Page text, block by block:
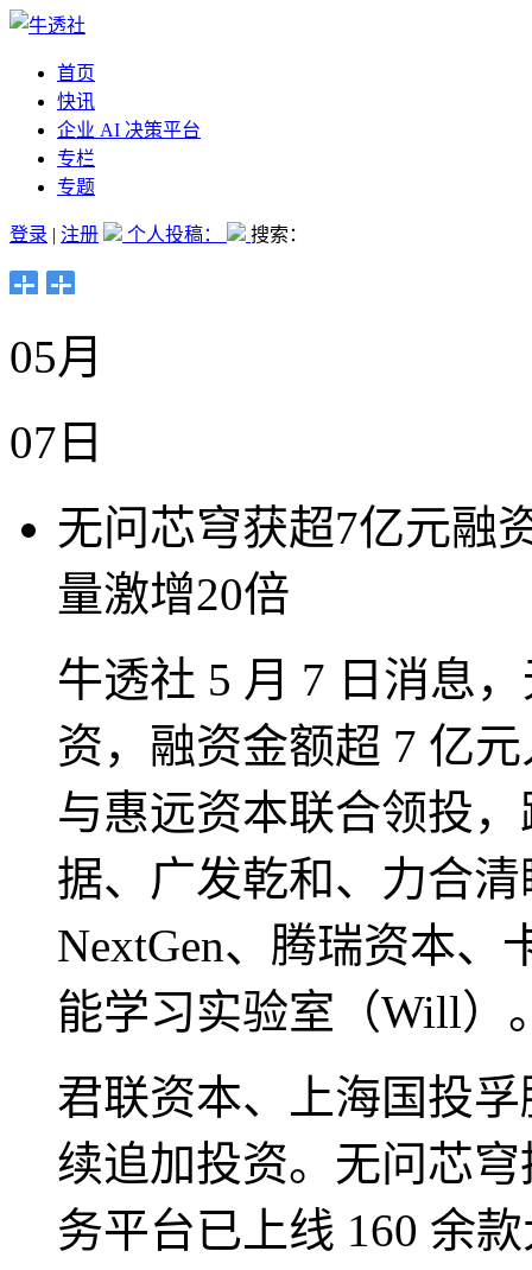
首页
快讯
企业 AI 决策平台
专栏
专题
登录 | 注册 个人投稿： 搜索：
05月
07日
无问芯穹获超7亿元融
量激增20倍
牛透社 5 月 7 日消息
资，融资金额超 7 亿
与惠远资本联合领投
据、广发乾和、力合
NextGen、腾瑞资本
能学习实验室（Will）
君联资本、上海国投
续追加投资。无问芯穹
务平台已上线 160 余